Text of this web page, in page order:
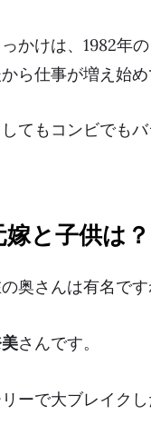
かけは、1982年
ら仕事が増え始め
てもコンビでも
と子供は？
奥さんは有名です
さんです。
ーで大ブレイクし